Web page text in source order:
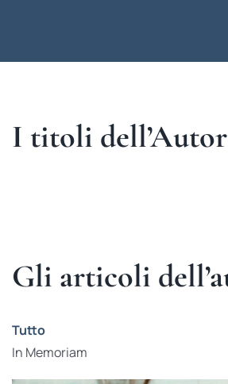
I titoli
Gli articoli
Tutto
In Memoriam